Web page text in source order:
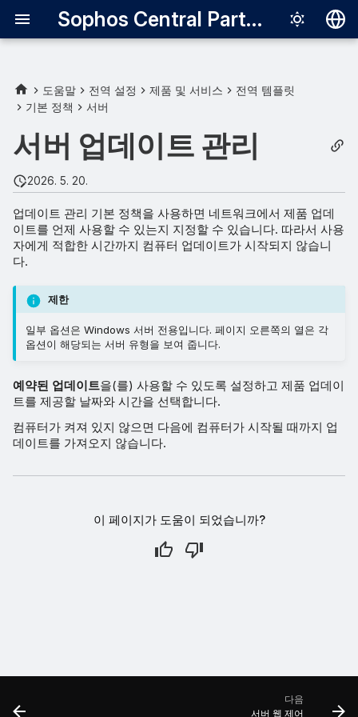
Sophos Central Partner
English
한국어
中文（繁體）
도움말 전역 설정 제품 및 서비스
전역 템플릿
기본 정책
서버
서버 업데이트 관리
2026. 5. 20.
업데이트 관리 기본 정책을 사용하면 네트워크에서 제품 업데
이트를 언제 사용할 수 있는지 지정할 수 있습니다. 따라서 사용
자에게 적합한 시간까지 컴퓨터 업데이트가 시작되지 않습니
다.
제한
일부 옵션은 Windows 서버 전용입니다. 페이지 오른쪽의 열은 각
옵션이 해당되는 서버 유형을 보여 줍니다.
예약된 업데이트을(를) 사용할 수 있도록 설정하고 제품 업데이
트를 제공할 날짜와 시간을 선택합니다.
컴퓨터가 켜져 있지 않으면 다음에 컴퓨터가 시작될 때까지 업
데이트를 가져오지 않습니다.
이 페이지가 도움이 되었습니까?
다음
서버 웹 제어